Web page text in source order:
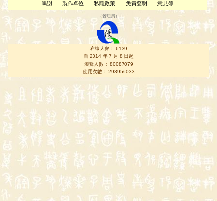
鳴謝
製作單位 私隱政策 免責聲明 意見簿
（管理員 ）
在線人數： 6139
自 2014 年 7 月 8 日起
瀏覽人數： 80087079
使用次數： 293956033